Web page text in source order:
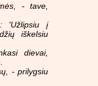
- tave,
'Užlipsiu į
iškelsiu
dievai,
- prilygsiu